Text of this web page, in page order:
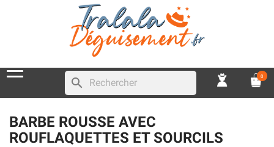
search 0
BARBE ROUSSE AVEC
ROUFLAQUETTES ET SOURCILS